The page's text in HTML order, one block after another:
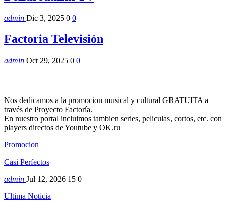
admin Dic 3, 2025 0 0
Factoria Televisión
admin Oct 29, 2025 0 0
Nos dedicamos a la promocion musical y cultural GRATUITA a
través de Proyecto Factoría.
En nuestro portal incluimos tambien series, peliculas, cortos, etc. con
players directos de Youtube y OK.ru
Promocion
Casi Perfectos
admin Jul 12, 2026 15 0
Ultima Noticia